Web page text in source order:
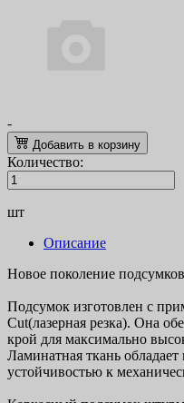
-
Добавить в корзину
Количество:
шт
Описание
Новое поколение
Подсумок изготовлен с
Cut(лазерная резка). Она
крой для максимально
Ламинатная ткань
устойчивостью к